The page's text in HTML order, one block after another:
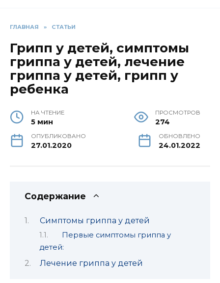
ГЛАВНАЯ » СТАТЬИ
Грипп у детей, симптомы
гриппа у детей, лечение
гриппа у детей, грипп у
ребенка
НА ЧТЕНИЕ
5 мин
ПРОСМОТРОВ
274
ОПУБЛИКОВАНО
27.01.2020
ОБНОВЛЕНО
24.01.2022
Содержание
Симптомы гриппа у детей
Первые симптомы гриппа у
детей:
Лечение гриппа у детей